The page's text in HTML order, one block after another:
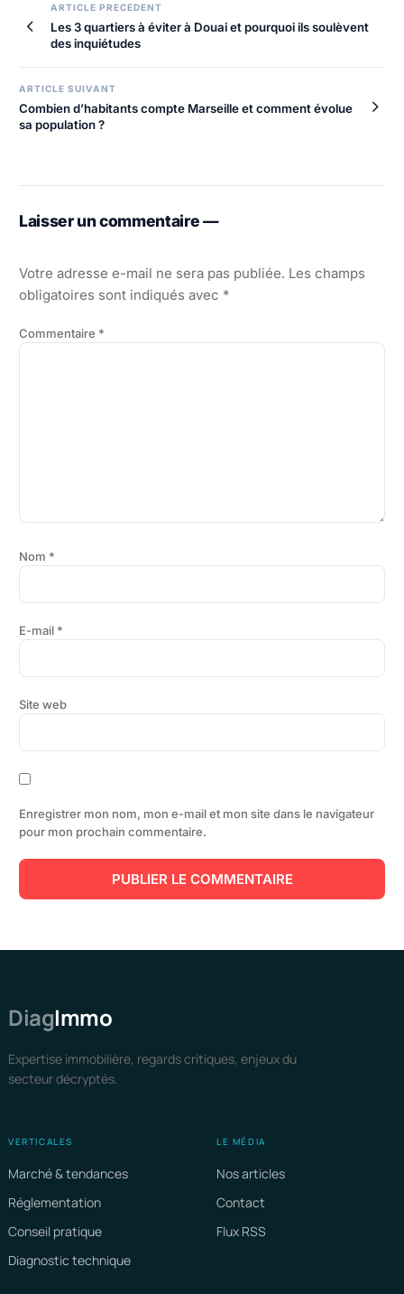
Navigation
de
ARTICLE PRECEDENT
Les 3 quartiers à éviter à Douai et pourquoi ils soulèvent
des inquiétudes
ARTICLE SUIVANT
Combien d’habitants compte Marseille et comment évolue
sa population ?
Laisser un commentaire —
Votre adresse e-mail ne sera pas publiée. Les champs
obligatoires sont indiqués avec *
Commentaire *
Nom *
E-mail *
Site web
Enregistrer mon nom, mon e-mail et mon site dans le navigateur
pour mon prochain commentaire.
DiagImmo
Expertise immobilière, regards critiques, enjeux du
secteur décryptés.
VERTICALES
Marché & tendances
Réglementation
Conseil pratique
Diagnostic technique
LE MÉDIA
Nos articles
Contact
Flux RSS